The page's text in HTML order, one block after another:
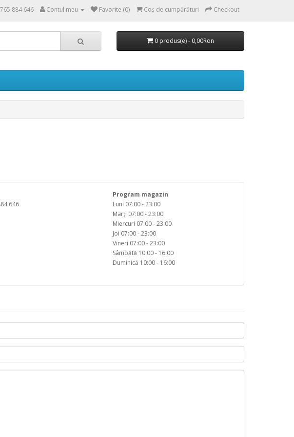
884 646 Contul meu Favorite (0) Coș de cumpărături Checkout
0 produs(e) - 0,00Ron
646
Program magazin
Luni 07:00 - 23:00
Marţi 07:00 - 23:00
Miercuri 07:00 - 23:00
Joi 07:00 - 23:00
Vineri 07:00 - 23:00
Sâmbătă 10:00 - 16:00
Duminică 10:00 - 16:00